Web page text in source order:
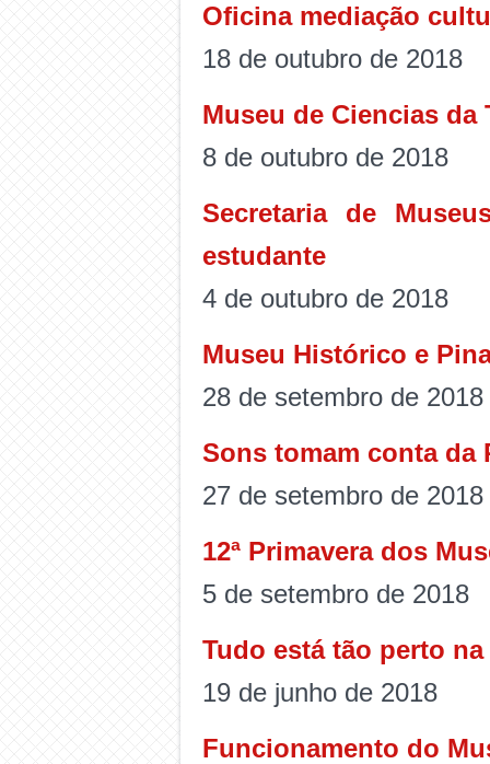
Oficina mediação
18 de outubro de 2018
Museu de Ciencias da
8 de outubro de 2018
Secretaria de
estudante
4 de outubro de 2018
Museu Histórico e
28 de setembro de 2018
Sons tomam conta da
27 de setembro de 2018
12ª Primavera dos
5 de setembro de 2018
Tudo está tão perto
19 de junho de 2018
Funcionamento do